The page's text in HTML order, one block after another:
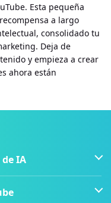
Esta pequeña
a largo
consolidado tu
Deja de
y empieza a crear
ahora están
IA